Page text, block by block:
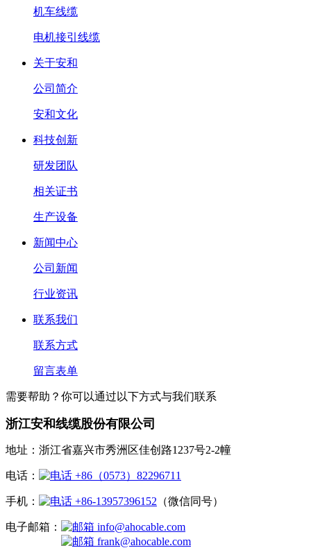
机车线缆
电机接引线缆
关于安和
公司简介
安和文化
科技创新
研发团队
相关证书
生产设备
新闻中心
公司新闻
行业资讯
联系我们
联系方式
留言表单
需要帮助？你可以通过以下方式与我们联系
浙江安和线缆股份有限公司
地址：浙江省嘉兴市秀洲区佳创路1237号2-2幢
电话： +86（0573）82296711
手机： +86-13957396152 （微信同号）
电子邮箱：
info@ahocable.com
frank@ahocable.com